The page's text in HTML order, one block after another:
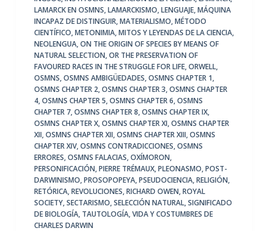
LAMARCK EN OSMNS,LAMARCKISMO,LENGUAJE,MÁQUINA
INCAPAZ DE DISTINGUIR,MATERIALISMO,MÉTODO
CIENTÍFICO,METONIMIA,MITOS Y LEYENDAS DE LA CIENCIA,
NEOLENGUA,ON THE ORIGIN OF SPECIES BY MEANS OF
NATURAL SELECTION,OR THE PRESERVATION OF
FAVOURED RACES IN THE STRUGGLE FOR LIFE,ORWELL,
OSMNS,OSMNS AMBIGÜEDADES,OSMNS CHAPTER 1,
OSMNS CHAPTER 2,OSMNS CHAPTER 3,OSMNS CHAPTER
4,OSMNS CHAPTER 5,OSMNS CHAPTER 6,OSMNS
CHAPTER 7,OSMNS CHAPTER 8,OSMNS CHAPTER IX,
OSMNS CHAPTER X,OSMNS CHAPTER XI,OSMNS CHAPTER
XII,OSMNS CHAPTER XII,OSMNS CHAPTER XIII,OSMNS
CHAPTER XIV,OSMNS CONTRADICCIONES,OSMNS
ERRORES,OSMNS FALACIAS,OXÍMORON,
PERSONIFICACIÓN,PIERRE TRÉMAUX,PLEONASMO,POST-
DARWINISMO,PROSOPOPEYA,PSEUDOCIENCIA,RELIGIÓN,
RETÓRICA,REVOLUCIONES,RICHARD OWEN,ROYAL
SOCIETY,SECTARISMO,SELECCIÓN NATURAL,SIGNIFICADO
DE BIOLOGÍA, TAUTOLOGÍA,VIDA Y COSTUMBRES DE
CHARLES DARWIN